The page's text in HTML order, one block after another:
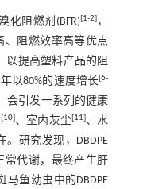
化阻燃剂(BFR)[1-2]，
、阻燃效率高等优点
以提高塑料产品的阻
以80%的速度增长[6-
会引发一系列的健康
[10]、室内灰尘[11]、水
。研究发现，DBDPE
常代谢，最终产生肝
马鱼幼虫中的DBDPE